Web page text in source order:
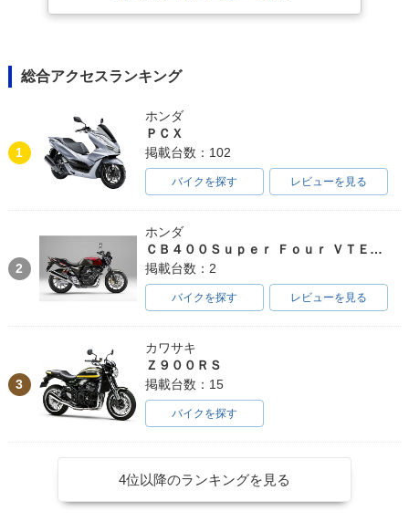
総合アクセスランキング
1
ホンダ
ＰＣＸ
掲載台数：102
バイクを探す レビューを見る
2
ホンダ
ＣＢ４００Ｓｕｐｅｒ Ｆｏｕｒ ＶＴＥＣ ＳＰＥＣ３
掲載台数：2
バイクを探す レビューを見る
3
カワサキ
Ｚ９００ＲＳ
掲載台数：15
バイクを探す
4位以降のランキングを見る